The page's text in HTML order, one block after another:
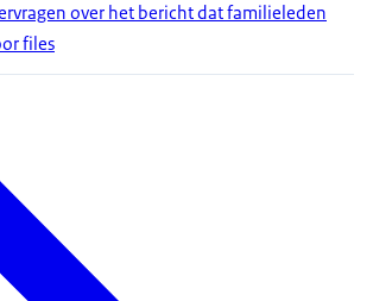
over het bericht dat familieleden
files